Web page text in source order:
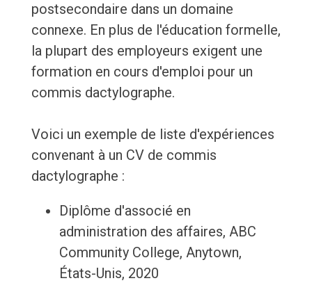
postsecondaire dans un domaine
connexe. En plus de l'éducation formelle,
la plupart des employeurs exigent une
formation en cours d'emploi pour un
commis dactylographe.
Voici un exemple de liste d'expériences
convenant à un CV de commis
dactylographe :
Diplôme d'associé en
administration des affaires, ABC
Community College, Anytown,
États-Unis, 2020